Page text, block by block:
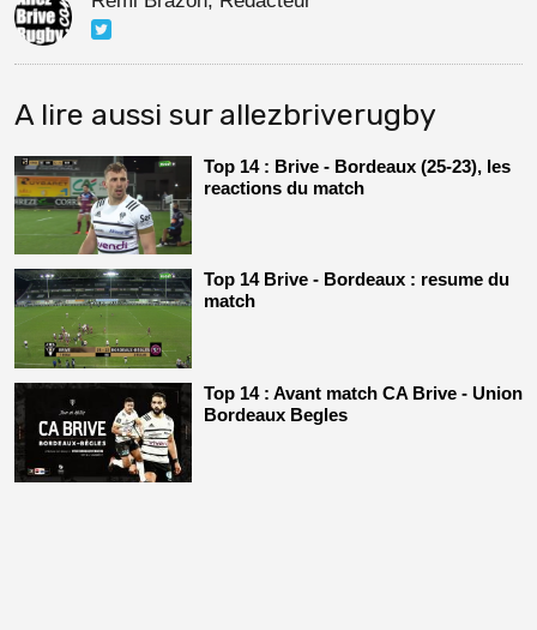
A lire aussi sur allezbriverugby
Top 14 : Brive - Bordeaux (25-23), les
reactions du match
Top 14 Brive - Bordeaux : resume du
match
Top 14 : Avant match CA Brive - Union
Bordeaux Begles